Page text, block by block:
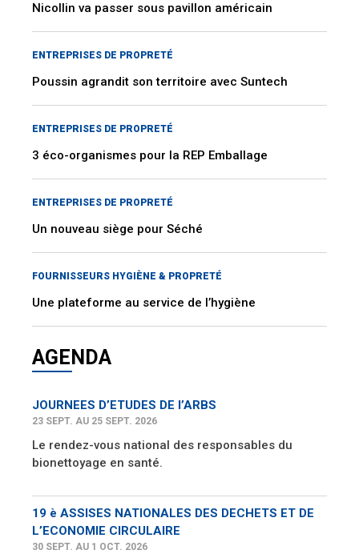
Nicollin va passer sous pavillon américain
ENTREPRISES DE PROPRETÉ
Poussin agrandit son territoire avec Suntech
ENTREPRISES DE PROPRETÉ
3 éco-organismes pour la REP Emballage
ENTREPRISES DE PROPRETÉ
Un nouveau siège pour Séché
FOURNISSEURS HYGIÈNE & PROPRETÉ
Une plateforme au service de l’hygiène
AGENDA
JOURNEES D’ETUDES DE l’ARBS
23 SEPT. AU 25 SEPT. 2026
Le rendez-vous national des responsables du
bionettoyage en santé.
19 è ASSISES NATIONALES DES DECHETS ET DE
L’ECONOMIE CIRCULAIRE
30 SEPT. AU 1 OCT. 2026